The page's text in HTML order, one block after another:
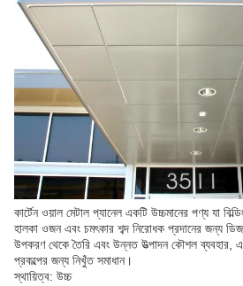
কার্টেন ওয়াল মেটাল প্যানেল একটি উচ্চমানের পণ্য যা
হালকা ওজন এবং চমৎকার শব্দ নিরোধক প্রদানের জন্য
উপকরণ থেকে তৈরি এবং উন্নত উত্পাদন কৌশল ব্যবহার,
প্রকল্পের জন্য নিখুঁত সমাধান।
স্থায়িত্ব: উচ্চ